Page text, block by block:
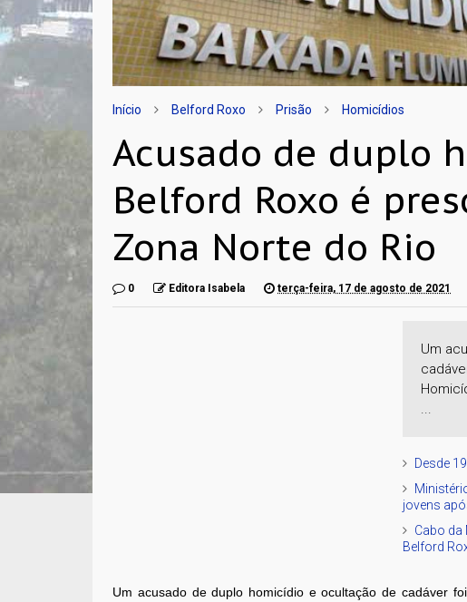
Início Belford Roxo Prisão Homicídios
Acusado de duplo
Belford Roxo é
Zona Norte do Rio
0 Editora Isabela terça-feira, 17 de agosto de 2021
Um
...
Desde
jovens
Cabo da
Belford
Um acusado de duplo homicídio e ocultação de cadáver